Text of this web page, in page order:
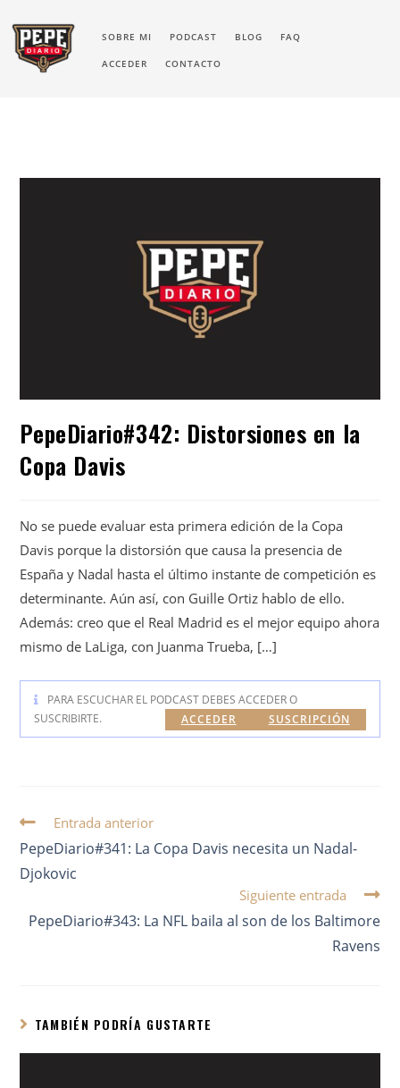
SOBRE MI PODCAST BLOG FAQ
ACCEDER CONTACTO
PepeDiario#342: Distorsiones en la
Copa Davis
No se puede evaluar esta primera edición de la Copa
Davis porque la distorsión que causa la presencia de
España y Nadal hasta el último instante de competición es
determinante. Aún así, con Guille Ortiz hablo de ello.
Además: creo que el Real Madrid es el mejor equipo ahora
mismo de LaLiga, con Juanma Trueba, […]
PARA ESCUCHAR EL PODCAST DEBES ACCEDER O
SUSCRIBIRTE.
SUSCRIPCIÓN
ACCEDER
Entrada anterior
PepeDiario#341: La Copa Davis necesita un Nadal-
Djokovic
Siguiente entrada
PepeDiario#343: La NFL baila al son de los Baltimore
Ravens
TAMBIÉN PODRÍA GUSTARTE